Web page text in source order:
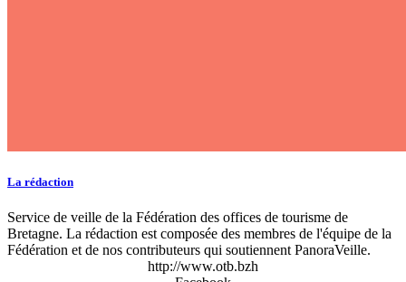
La rédaction
Service de veille de la Fédération des offices de tourisme de
Bretagne. La rédaction est composée des membres de l'équipe de la
Fédération et de nos contributeurs qui soutiennent PanoraVeille.
http://www.otb.bzh